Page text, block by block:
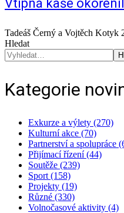
Vtipná kaše
Tadeáš Černý a Vojtěch Kotyk
Hledat
Kategorie
Exkurze a výlety (270)
Kulturní akce (70)
Partnerství a spolupráce
Přijímací řízení (44)
Soutěže (239)
Sport (158)
Projekty (19)
Různé (330)
Volnočasové aktivity (4)